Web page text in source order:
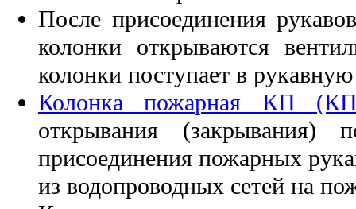
После присоединения
колонки открываются
колонки поступает в
Колонка пожарная КП
открывания (закрывания)
присоединения пожарных
из водопроводных сетей на